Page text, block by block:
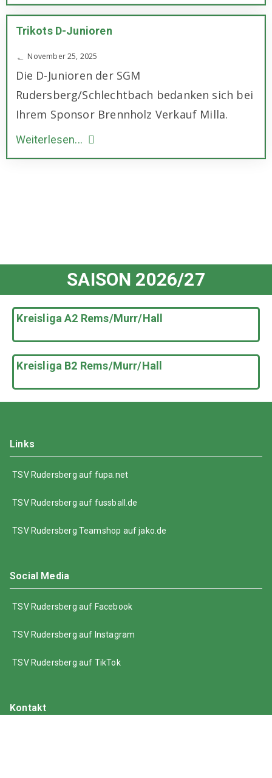
Trikots D-Junioren
November 25, 2025
Die D-Junioren der SGM
Rudersberg/Schlechtbach bedanken sich bei
Ihrem Sponsor Brennholz Verkauf Milla.
Weiterlesen...
SAISON 2026/27
Kreisliga A2 Rems/Murr/Hall
Kreisliga B2 Rems/Murr/Hall
Links
TSV Rudersberg auf fupa.net
TSV Rudersberg auf fussball.de
TSV Rudersberg Teamshop auf jako.de
Social Media
TSV Rudersberg auf Facebook
TSV Rudersberg auf Instagram
TSV Rudersberg auf TikTok
Kontakt